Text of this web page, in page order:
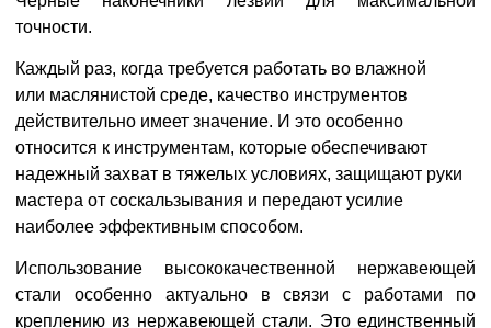
точности.
Каждый раз, когда требуется работать во влажной
или маслянистой среде, качество инструментов
действительно имеет значение. И это особенно
относится к инструментам, которые обеспечивают
надежный захват в тяжелых условиях, защищают руки
мастера от соскальзывания и передают усилие
наиболее эффективным способом.
Использование высококачественной нержавеющей
стали особенно актуально в связи с работами по
креплению из нержавеющей стали. Это единственный